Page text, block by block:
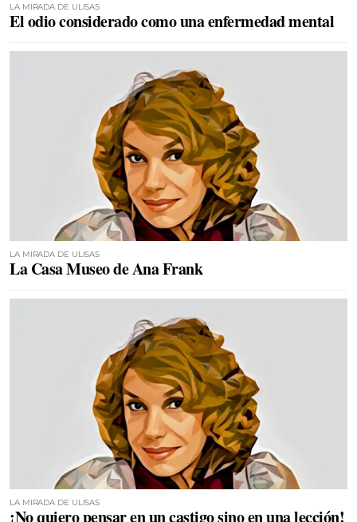
LA MIRADA DE ULISAS
El odio considerado como una enfermedad mental
LA MIRADA DE ULISAS
La Casa Museo de Ana Frank
LA MIRADA DE ULISAS
¡No quiero pensar en un castigo sino en una lección!